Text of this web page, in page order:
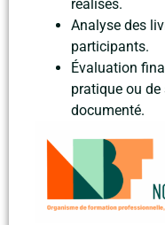
réalisés.
Analyse des
participants.
Évaluation
pratique ou
documenté.